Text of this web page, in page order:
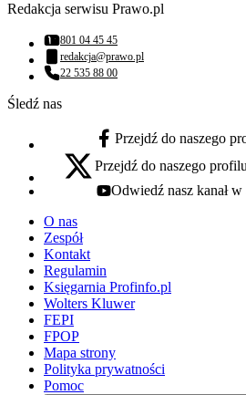
Redakcja serwisu Prawo.pl
Numer telefonu:
801 04 45 45
Adres email:
redakcja@prawo.pl
Numer telefonu:
22 535 88 00
Śledź nas
facebook - otwiera się w nowej
Przejdź do naszego
x - otwiera się w nowej karcie
Przejdź do naszego
youtube - otwiera się w nowej
Odwiedź nasz kanał
O nas
Zespół
Kontakt
Regulamin
Księgarnia Profinfo.pl
Wolters Kluwer
FEPI
FPOP
Mapa strony
Polityka prywatności
Pomoc